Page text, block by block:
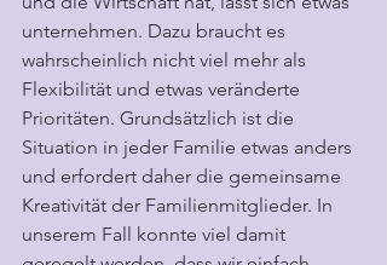
unternehmen. Dazu braucht es
wahrscheinlich nicht viel mehr als
Flexibilität und etwas veränderte
Prioritäten. Grundsätzlich ist die
Situation in jeder Familie etwas anders
und erfordert daher die gemeinsame
Kreativität der Familienmitglieder. In
unserem Fall konnte viel damit